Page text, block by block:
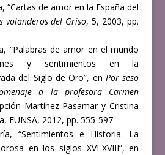
“Cartas de amor en la España del
volanderos del Griso, 5, 2003, pp.
“Palabras de amor en el mundo
y sentimientos en la
del Siglo de Oro”, enPor seso
a la profesora Carmen
Martínez Pasamar y Cristina
EUNSA, 2012, pp. 555-597.
“Sentimientos e Historia. La
en los siglos XVI-XVIII”, en